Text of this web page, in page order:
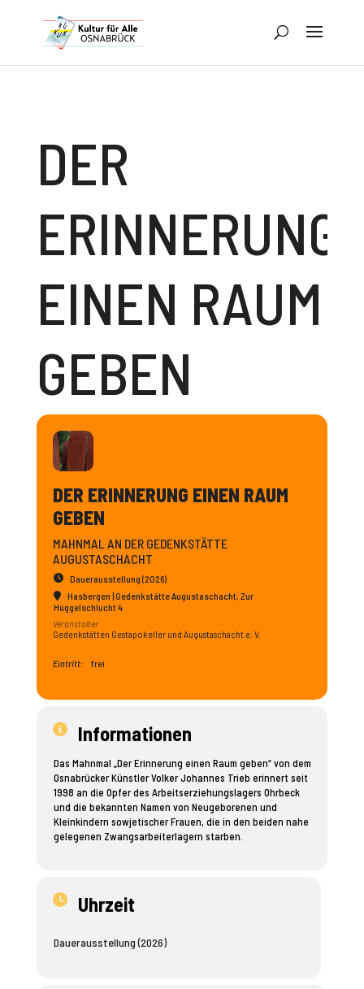
DER
ERINNERUNG
EINEN RAUM
GEBEN
DER ERINNERUNG EINEN RAUM
GEBEN
MAHNMAL AN DER GEDENKSTÄTTE
AUGUSTASCHACHT
Dauerausstellung (2026)
Hasbergen | Gedenkstätte Augustaschacht, Zur
Hüggelschlucht 4
Veranstalter
Gedenkstätten Gestapokeller und Augustaschacht e. V.
Eintritt: frei
Informationen
Das Mahnmal „Der Erinnerung einen Raum geben“ von dem
Osnabrücker Künstler Volker Johannes Trieb erinnert seit
1998 an die Opfer des Arbeitserziehungslagers Ohrbeck
und die bekannten Namen von Neugeborenen und
Kleinkindern sowjetischer Frauen, die in den beiden nahe
gelegenen Zwangsarbeiterlagern starben.
Uhrzeit
Dauerausstellung (2026)